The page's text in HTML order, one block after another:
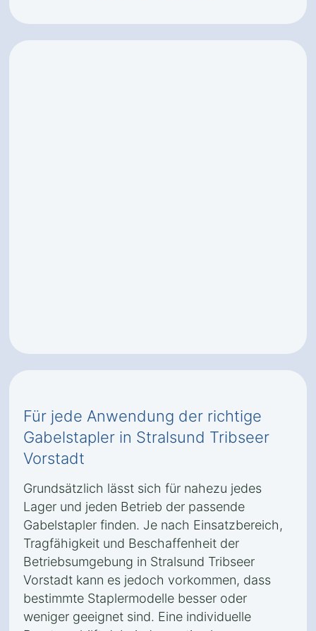
Für jede Anwendung der richtige
Gabelstapler in Stralsund Tribseer
Vorstadt
Grundsätzlich lässt sich für nahezu jedes
Lager und jeden Betrieb der passende
Gabelstapler finden. Je nach Einsatzbereich,
Tragfähigkeit und Beschaffenheit der
Betriebsumgebung in Stralsund Tribseer
Vorstadt kann es jedoch vorkommen, dass
bestimmte Staplermodelle besser oder
weniger geeignet sind. Eine individuelle